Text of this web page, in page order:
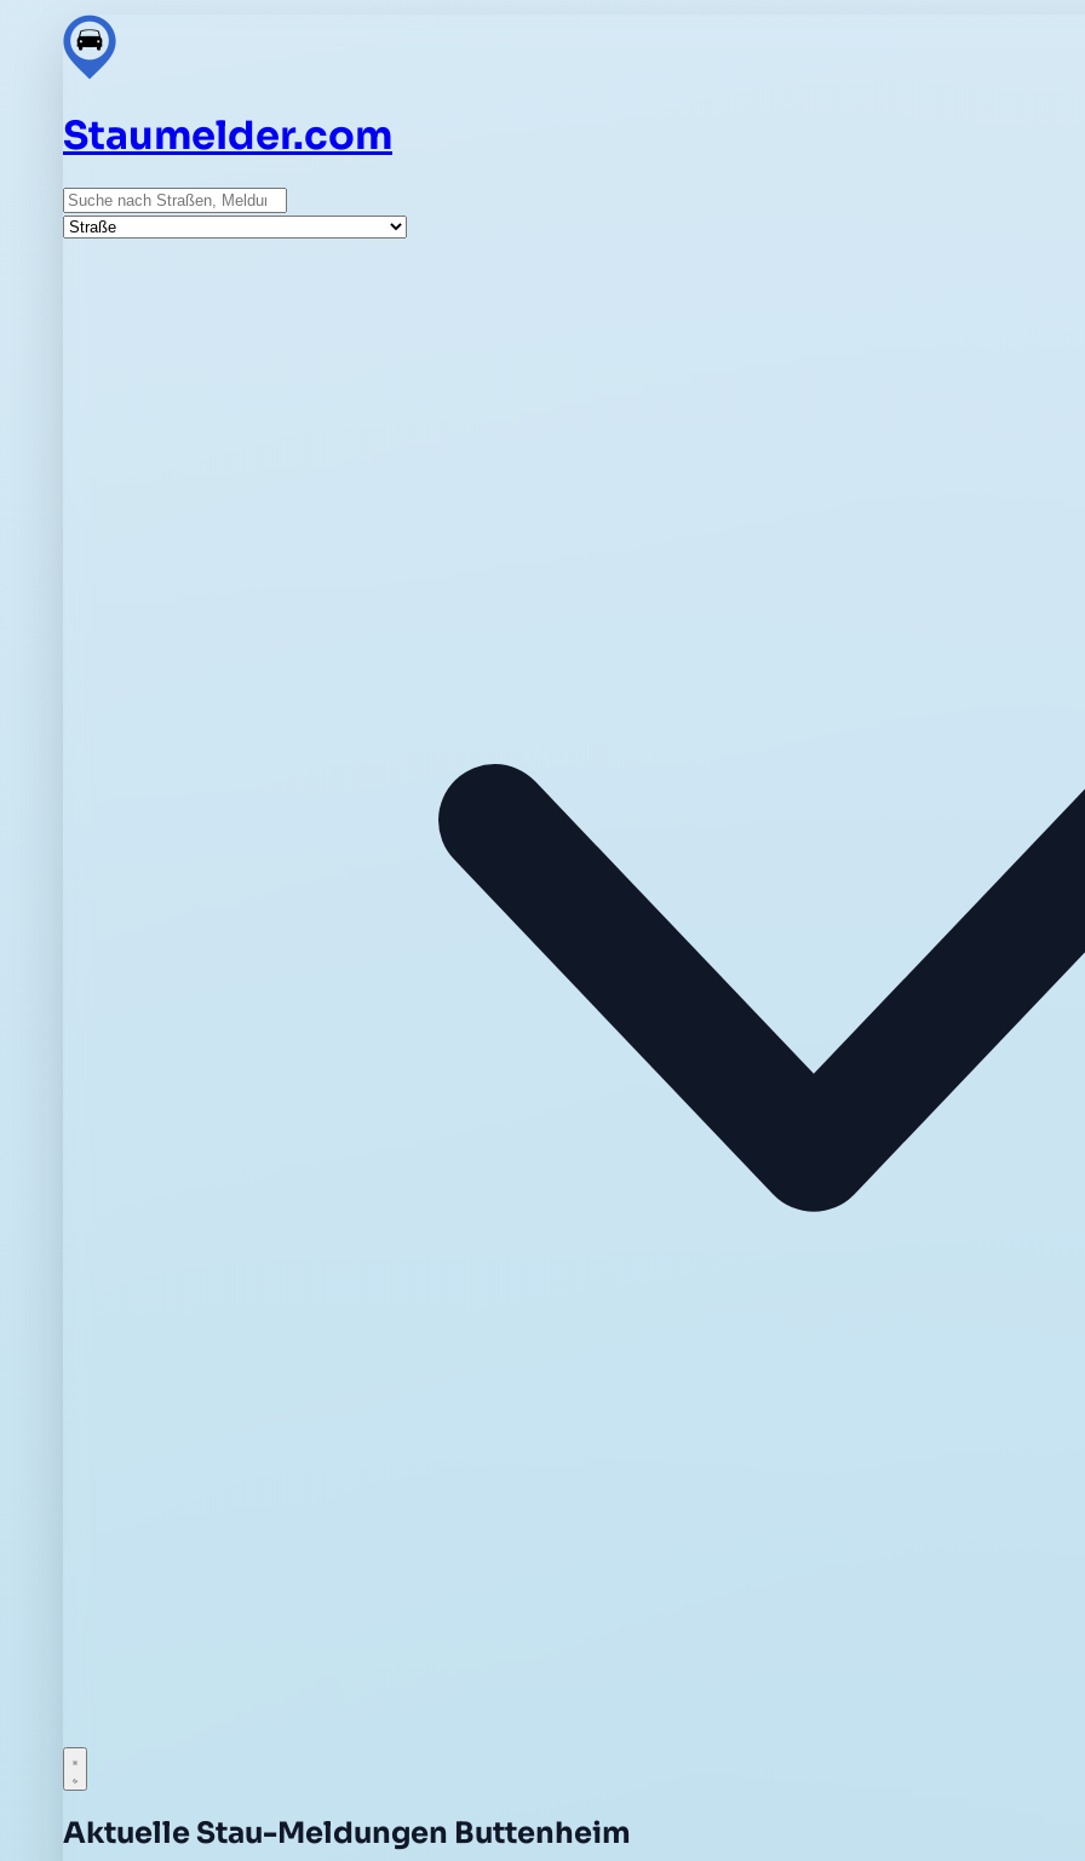
Staumelder.com
Suche
Straße
Aktuelle Stau-Meldungen Buttenheim